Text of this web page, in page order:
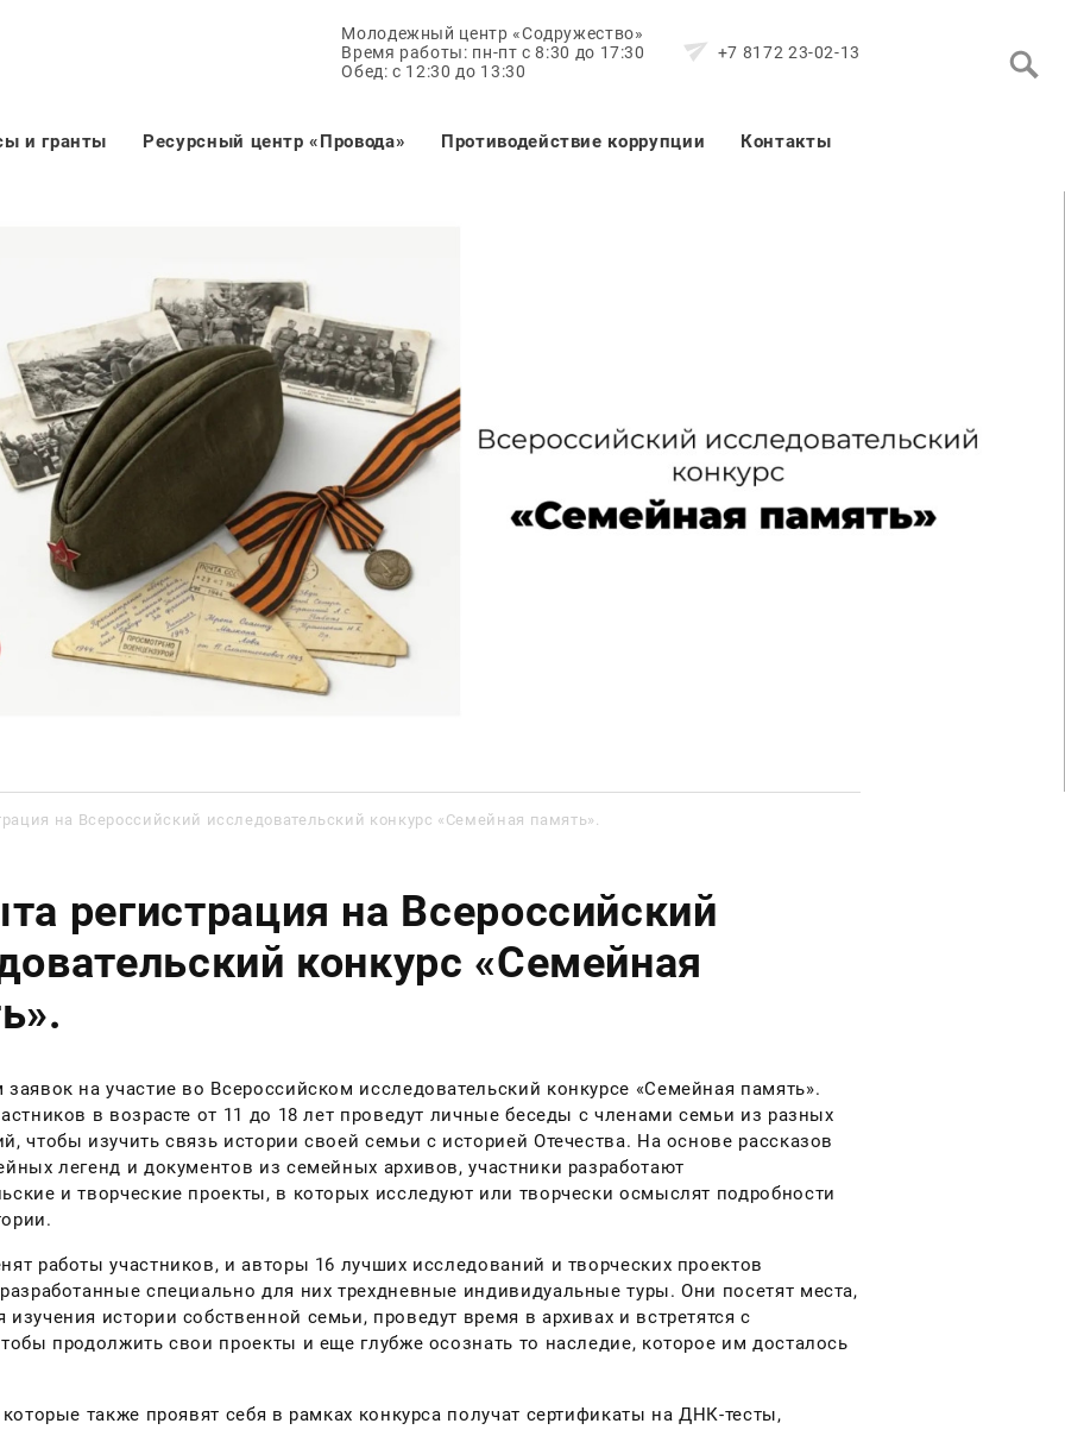
Молодежный центр «Содружество»
Время работы: пн-пт с 8:30 до 17:30
Обед: с 12:30 до 13:30
+7 8172 23-02-13
и гранты Ресурсный центр «Провода» Противодействие коррупции Контакты
на Всероссийский исследовательский конкурс «Семейная память».
регистрация на Всероссийский
конкурс «Семейная
на участие во Всероссийском исследовательский конкурсе «Семейная память».
в возрасте от 11 до 18 лет проведут личные беседы с членами семьи из разных
чтобы изучить связь истории своей семьи с историей Отечества. На основе рассказов
легенд и документов из семейных архивов, участники разработают
и творческие проекты, в которых исследуют или творчески осмыслят подробности
работы участников, и авторы 16 лучших исследований и творческих проектов
специально для них трехдневные индивидуальные туры. Они посетят места,
истории собственной семьи, проведут время в архивах и встретятся с
продолжить свои проекты и еще глубже осознать то наследие, которое им досталось
которые также проявят себя в рамках конкурса получат сертификаты на ДНК-тесты,